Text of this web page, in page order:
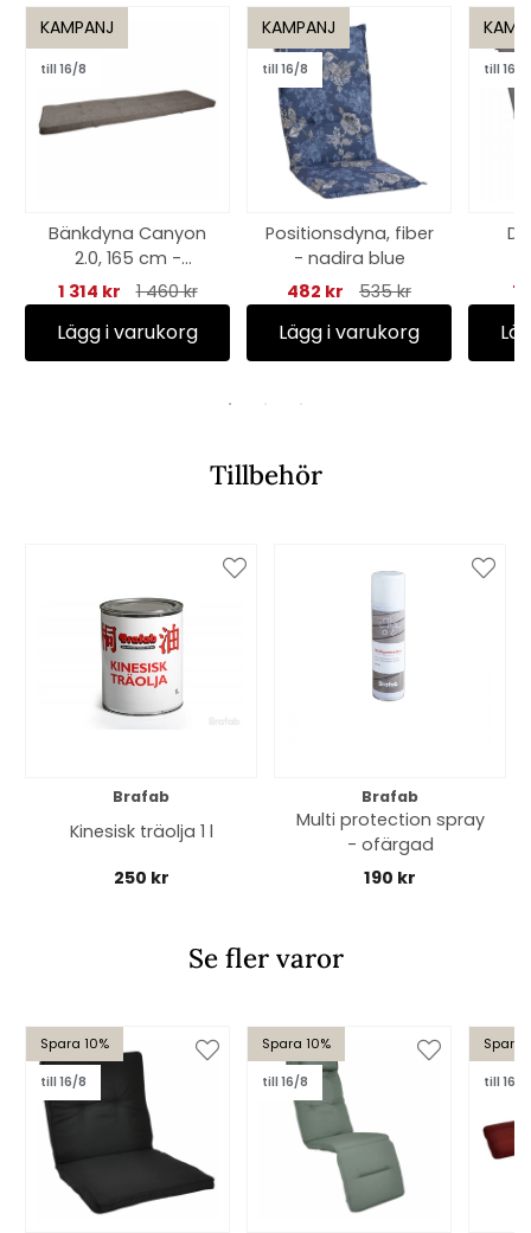
KAMPANJ
till 16/8
Bänkdyna Canyon
2.0, 165 cm -
kastanj
1 314 kr 1 460 kr
Lägg i varukorg
KAMPANJ
till 16/8
Positionsdyna, fiber
- nadira blue
482 kr
535 kr
Lägg i varukorg
till 16/8
Tillbehör
Brafab
Kinesisk träolja 1 l
250 kr
Brafab
Multi protection spray
- ofärgad
190 kr
Se fler varor
Spara 10%
till 16/8
Spara 10%
till 16/8
Spara
till 16/8